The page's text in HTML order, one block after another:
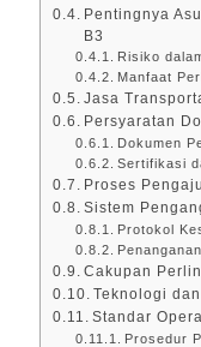
Pentingnya
B3
Risiko
Manfaat
Jasa
Persyaratan
Dokumen
Sertifikasi
Proses
Sistem
Protokol
Cakupan
Teknologi
Standar
Prosedur